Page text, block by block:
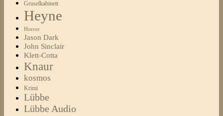
Gruselkabinett
Heyne
Horror
Jason Dark
John Sinclair
Klett-Cotta
Knaur
kosmos
Krimi
Lübbe
Lübbe Audio